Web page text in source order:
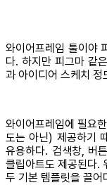
와이어프레임 툴이야
다. 하지만 피그마 같
과 아이디어 스케치 정
와이어프레임에 필요
도는 아닌) 제공하기
유용하다. 검색창, 버
클립아트도 제공된다.
두 기본 템플릿을 끌어